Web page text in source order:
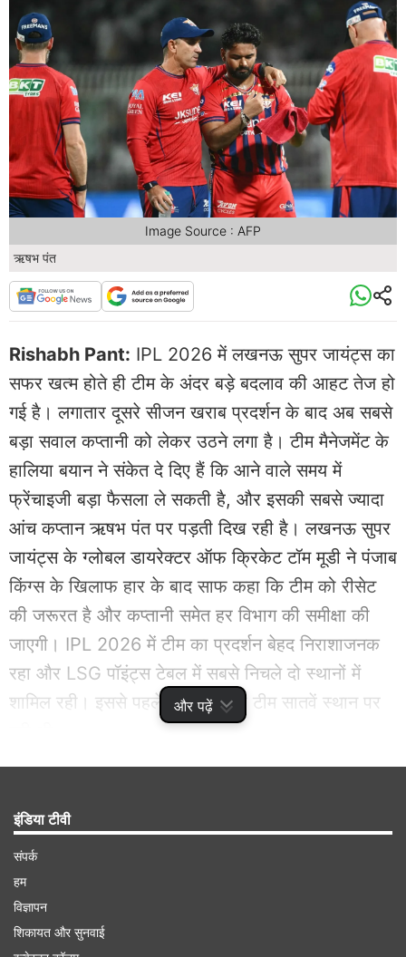
और पढ़ें
ऋषभ पंत
Image Source : AFP
Rishabh Pant: IPL 2026 में लखनऊ सुपर जायंट्स का
सफर खत्म होते ही टीम के अंदर बड़े बदलाव की आहट तेज हो
गई है। लगातार दूसरे सीजन खराब प्रदर्शन के बाद अब सबसे
बड़ा सवाल कप्तानी को लेकर उठने लगा है। टीम मैनेजमेंट के
हालिया बयान ने संकेत दे दिए हैं कि आने वाले समय में
फ्रेंचाइजी बड़ा फैसला ले सकती है, और इसकी सबसे ज्यादा
आंच कप्तान ऋषभ पंत पर पड़ती दिख रही है। लखनऊ सुपर
जायंट्स के ग्लोबल डायरेक्टर ऑफ क्रिकेट टॉम मूडी ने पंजाब
किंग्स के खिलाफ हार के बाद साफ कहा कि टीम को रीसेट
की जरूरत है और कप्तानी समेत हर विभाग की समीक्षा की
जाएगी। IPL 2026 में टीम का प्रदर्शन बेहद निराशाजनक
रहा और LSG पॉइंट्स टेबल में सबसे निचले दो स्थानों में
शामिल रही। इससे पहले 2025 में भी टीम सातवें स्थान पर
इंडिया टीवी
संपर्क
हम
विज्ञापन
शिकायत और सुनवाई